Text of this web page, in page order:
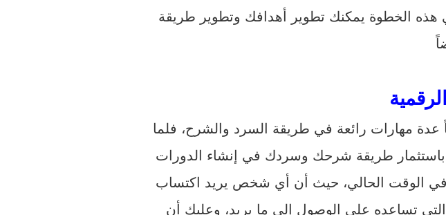
هذه الخطوة يمكنك تطوير أهدافك وتطوير طريقة
مهارات رائعة في طريقة السرد والشرح، فلما
باستثمار طريقة شرحك وسردك في إنشاء الدورات
في الوقت الحالي، حيث أن أي شخص يريد اكتساب
التي تساعده على الوصول إلى ما يريد، وعليك أن